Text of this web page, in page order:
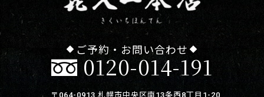
ご予約・お問い合わせ
0120-014-191
〒064-0913 札幌市中央区南13条西8丁目1-20